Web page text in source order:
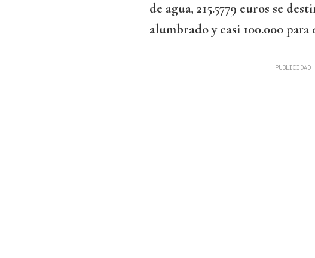
de agua, 215.5779 euros se
alumbrado y casi 100.000para